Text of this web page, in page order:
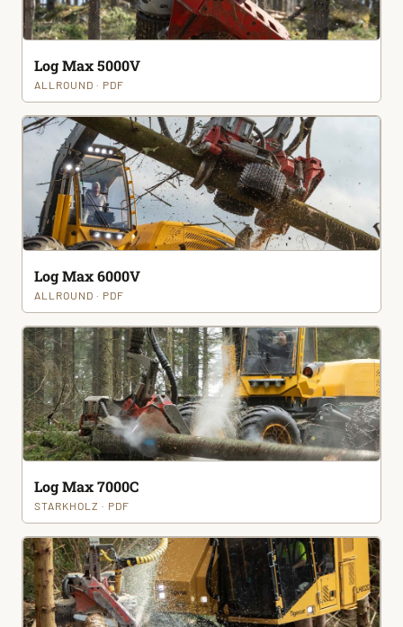
Log Max 5000V
ALLROUND · PDF
Log Max 6000V
ALLROUND · PDF
Log Max 7000C
STARKHOLZ · PDF